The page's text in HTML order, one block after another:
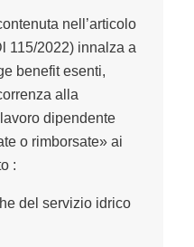
nell’articolo
115/2022) innalza a
benefit esenti,
alla
dipendente
o rimborsate» ai
:
del servizio idrico